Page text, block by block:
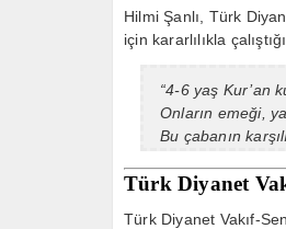
Hilmi Şanlı, Türk
için kararlılıkla
“4-6 yaş Kur’an
Onların emeği,
Bu çabanın
Türk Diyanet
Türk Diyanet Vakıf-